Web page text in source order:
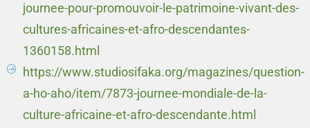
journee-pour-promouvoir-le-patrimoine-vivant-des-
cultures-africaines-et-afro-descendantes-
1360158.html
https://www.studiosifaka.org/magazines/question-
a-ho-aho/item/7873-journee-mondiale-de-la-
culture-africaine-et-afro-descendante.html